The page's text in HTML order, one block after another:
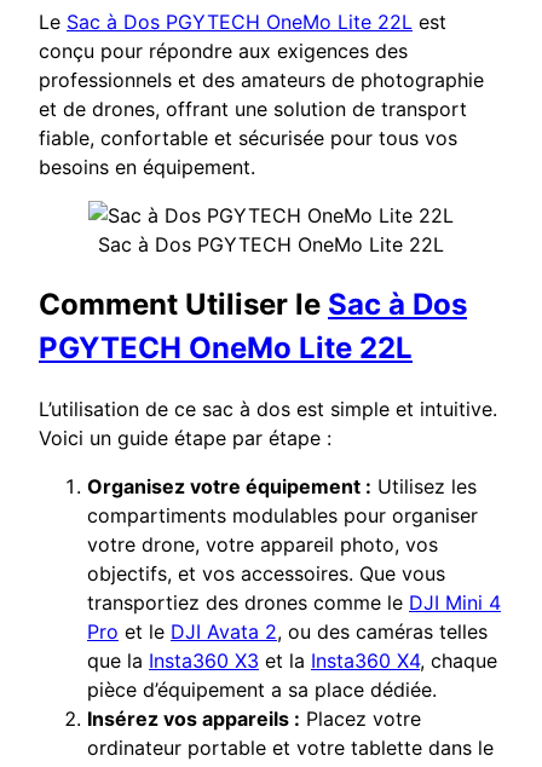
Le Sac à Dos PGYTECH OneMo Lite 22L est
conçu pour répondre aux exigences des
professionnels et des amateurs de photographie
et de drones, offrant une solution de transport
fiable, confortable et sécurisée pour tous vos
besoins en équipement.
Sac à Dos PGYTECH OneMo Lite 22L
Comment Utiliser le Sac à Dos
PGYTECH OneMo Lite 22L
L’utilisation de ce sac à dos est simple et intuitive.
Voici un guide étape par étape :
Organisez votre équipement : Utilisez les
compartiments modulables pour organiser
votre drone, votre appareil photo, vos
objectifs, et vos accessoires. Que vous
transportiez des drones comme le DJI Mini 4
Pro et le DJI Avata 2, ou des caméras telles
que la Insta360 X3 et la Insta360 X4, chaque
pièce d’équipement a sa place dédiée.
Insérez vos appareils : Placez votre
ordinateur portable et votre tablette dans le